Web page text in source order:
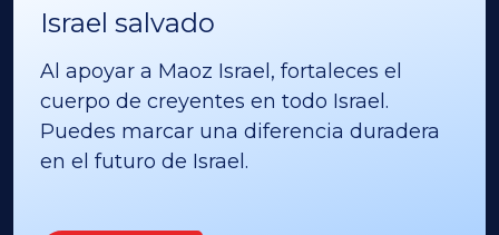
Israel salvado
Al apoyar a Maoz Israel, fortaleces el
cuerpo de creyentes en todo Israel.
Puedes marcar una diferencia duradera
en el futuro de Israel.